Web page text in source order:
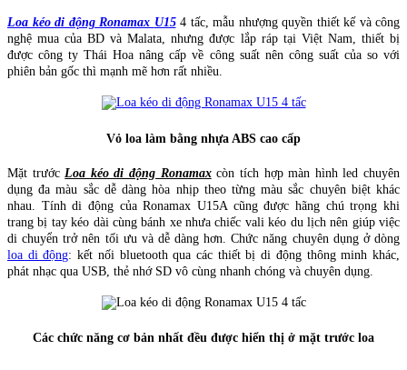
Loa kéo di động Ronamax U154 tấc, mẫu nhượng quyền thiết kế và công
nghệ mua của BD và Malata, nhưng được lắp ráp tại Việt Nam, thiết bị
được công ty Thái Hoa nâng cấp về công suất nên công suất của so với
phiên bản gốc thì mạnh mẽ hơn rất nhiều.
Vỏ loa làm bằng nhựa ABS cao cấp
Mặt trước Loa kéo di động Ronamaxcòn tích hợp màn hình led chuyên
dụng đa màu sắc dễ dàng hòa nhịp theo từng màu sắc chuyên biệt khác
nhau. Tính di động của Ronamax U15A cũng được hãng chú trọng khi
trang bị tay kéo dài cùng bánh xe nhưa chiếc vali kéo du lịch nên giúp việc
di chuyển trở nên tối ưu và dễ dàng hơn. Chức năng chuyên dụng ở dòng
loa di động: kết nối bluetooth qua các thiết bị di động thông minh khác,
phát nhạc qua USB, thẻ nhớ SD vô cùng nhanh chóng và chuyên dụng.
Các chức năng cơ bản nhất đều được hiển thị ở mặt trước loa